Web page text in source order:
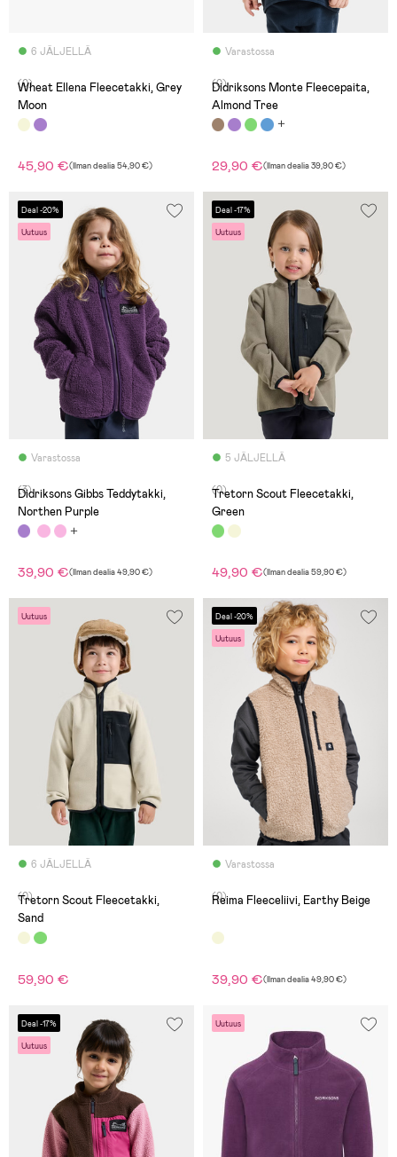
6 JÄLJELLÄ
(0)
Wheat Ellena Fleecetakki, Grey
Moon
45,90 €(Ilman dealia54,90 €)
Varastossa
(0)
Didriksons Monte Fleecepaita,
Almond Tree
29,90 €(Ilman dealia39,90 €)
Deal -20%
Uutuus
Varastossa
(3)
Didriksons Gibbs Teddytakki,
Northen Purple
39,90 €(Ilman dealia49,90 €)
Deal -17%
Uutuus
5 JÄLJELLÄ
(0)
Tretorn Scout Fleecetakki,
Green
49,90 €(Ilman dealia59,90 €)
Uutuus
6 JÄLJELLÄ
(0)
Tretorn Scout Fleecetakki,
Sand
59,90 €
Deal -20%
Uutuus
Varastossa
(0) Reima Fleeceliivi, Earthy Beige
39,90 €(Ilman dealia49,90 €)
Deal -17%
Uutuus
Uutuus